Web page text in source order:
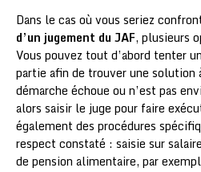
Dans le cas où vous seriez
d’un jugement du JAF, plusieurs
Vous pouvez tout d’abord tenter
partie afin de trouver une solution
démarche échoue ou n’est pas
alors saisir le juge pour faire
également des procédures
respect constaté : saisie sur
de pension alimentaire, par